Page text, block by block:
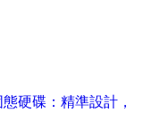
硬碟：精準設計，